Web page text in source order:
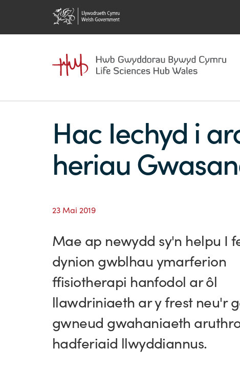
Hac Iechyd i
heriau
23 Mai 2019
Mae ap newydd sy'n helpu I
dynion gwblhau ymarferion
ffisiotherapi hanfodol arôl
llawdriniaeth ar y frest neu'r
gwneud gwahaniaeth
hadferiaid llwyddiannus.